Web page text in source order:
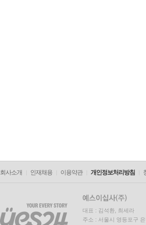
회사소개 인재채용 이용약관 개인정보처리방침
대표 : 김석환, 최세라
주소 : 서울시 영등포구